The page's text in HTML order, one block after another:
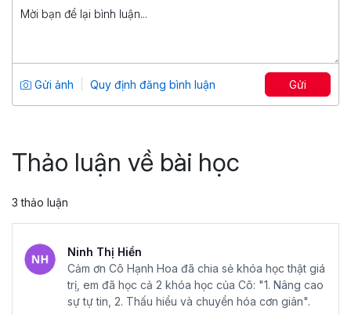
Tổng số 2+ giờ
18 bài giảng
5
328
Gửi ảnh Quy định đăng bình luận Gửi
Thảo luận về bài học
3 thảo luận
Ninh Thị Hiền
Cảm ơn Cô Hạnh Hoa đã chia sẻ khóa học thật giá
trị, em đã học cả 2 khóa học của Cô: "1. Nâng cao
sự tự tin, 2. Thấu hiểu và chuyển hóa cơn giân".